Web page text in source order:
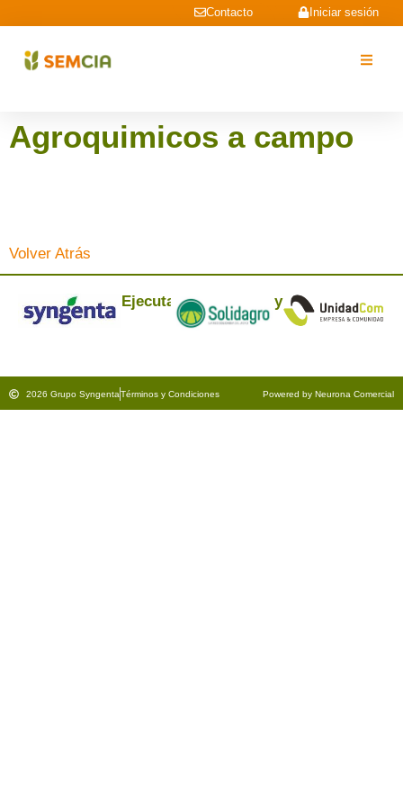
Iniciar sesión
Contacto
Agroquimicos a campo
Volver Atrás
Ejecuta: y
2026 Grupo SyngentaTérminos y Condiciones Powered by Neurona Comercial